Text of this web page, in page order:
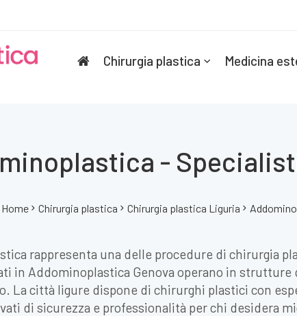
Chirurgia plastica Medicina
-
Home Chirurgia plastica Chirurgia plastica Liguria
rappresenta una delle procedure di chirurgia
in Addominoplastica Genova operano in
La città ligure dispone di chirurghi plastici con
di sicurezza e professionalità per chi desidera